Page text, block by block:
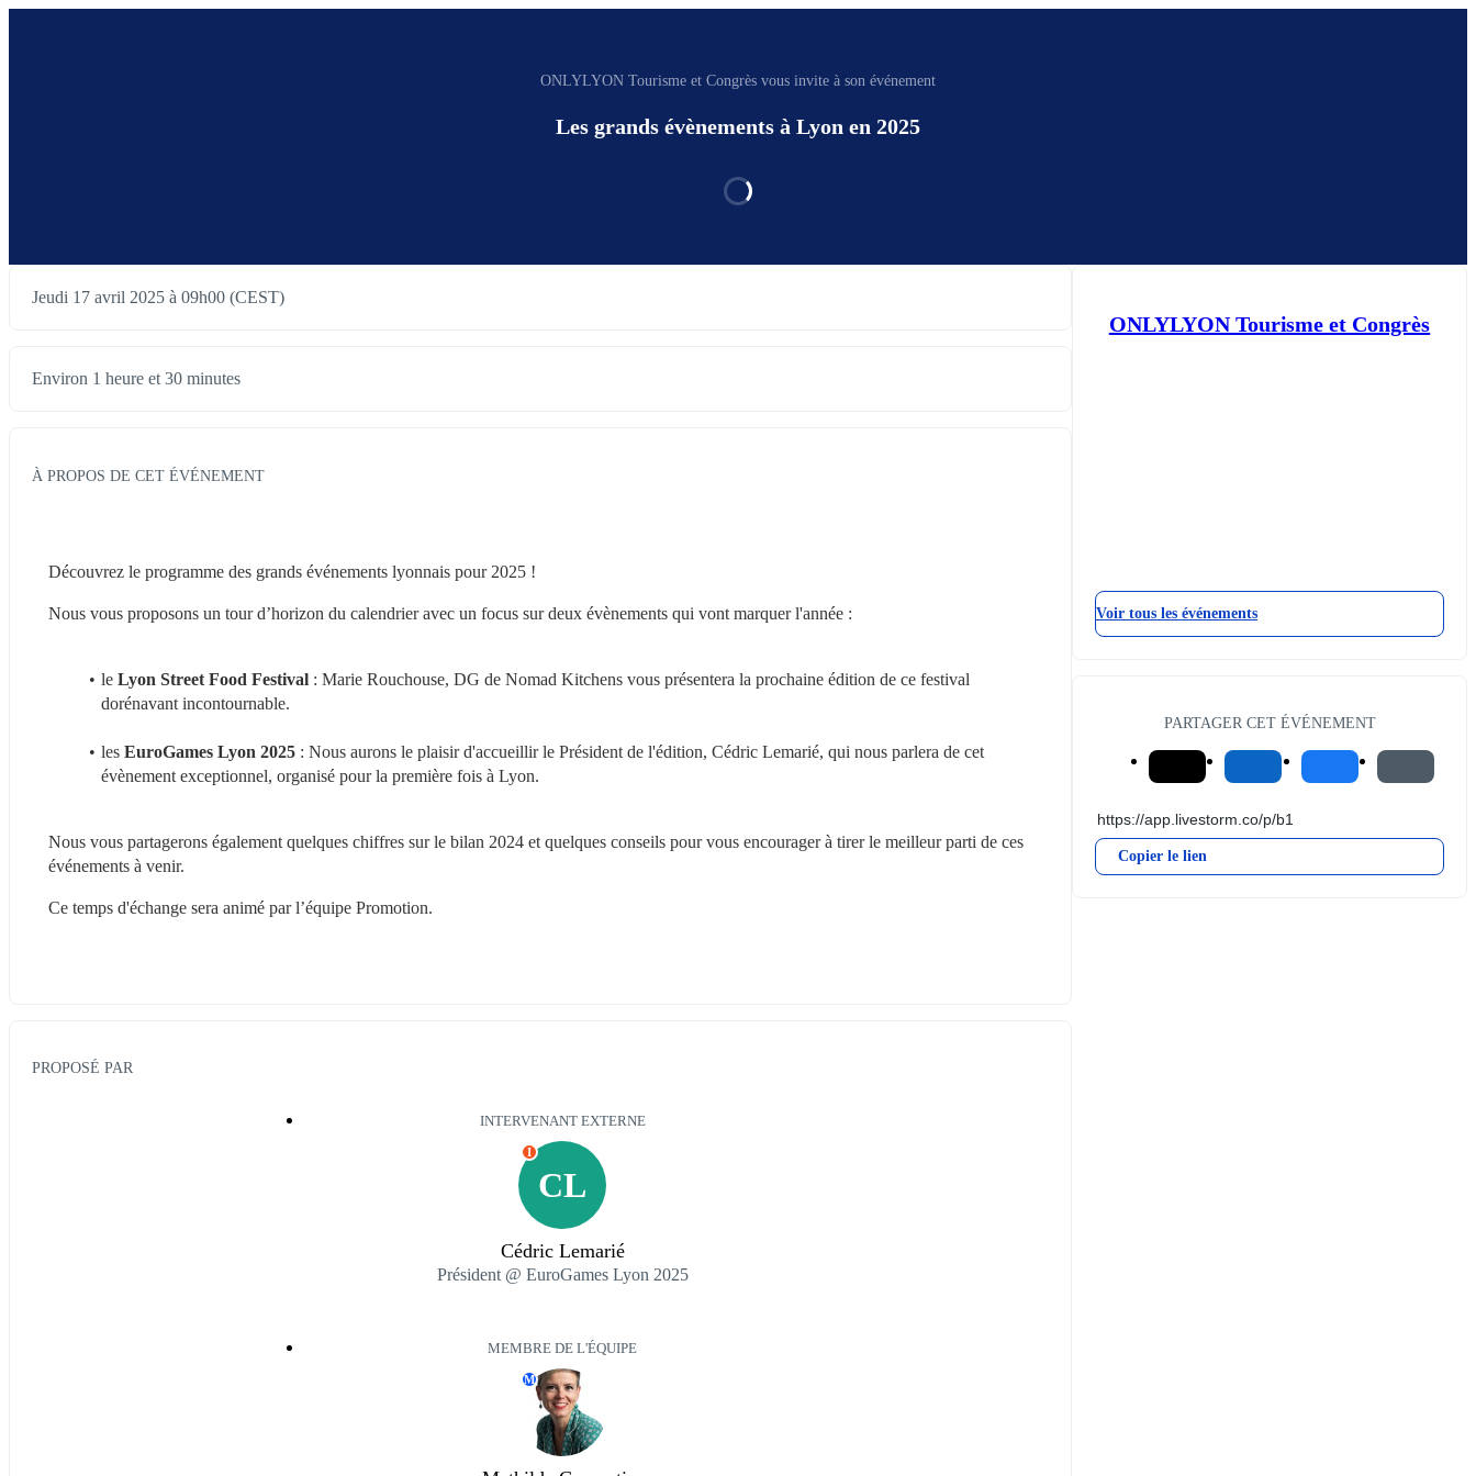
ONLYLYON Tourisme et Congrès vous invite à son événement
Les grands évènements à Lyon en 2025
Jeudi 17 avril 2025 à 09h00 (CEST)
Environ 1 heure et 30 minutes
À PROPOS DE CET ÉVÉNEMENT
Découvrez le programme des grands événements lyonnais pour 2025 !
Nous vous proposons un tour d’horizon du calendrier avec un focus sur deux évènements qui vont marquer l'année :
le Lyon Street Food Festival : Marie Rouchouse, DG de Nomad Kitchens vous présentera la prochaine édition de ce festival
dorénavant incontournable.
les EuroGames Lyon 2025 : Nous aurons le plaisir d'accueillir le Président de l'édition, Cédric Lemarié, qui nous parlera de cet
évènement exceptionnel, organisé pour la première fois à Lyon.
Nous vous partagerons également quelques chiffres sur le bilan 2024 et quelques conseils pour vous encourager à tirer le meilleur parti de ces
événements à venir.
Ce temps d'échange sera animé par l’équipe Promotion.
PROPOSÉ PAR
INTERVENANT EXTERNE
CL
I
Cédric Lemarié
Président @ EuroGames Lyon 2025
MEMBRE DE L'ÉQUIPE
M
ONLYLYON Tourisme et Congrès
Voir tous les événements
PARTAGER CET ÉVÉNEMENT
Copier le lien